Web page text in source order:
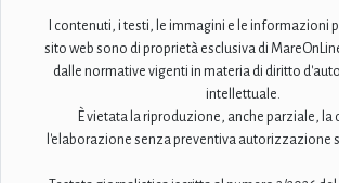
I contenuti, i testi, le immagini e le informazioni
sito web sono di proprietà esclusiva di
dalle normative vigenti in materia di diritto
intellettuale.
È vietata la riproduzione, anche parziale, la
l'elaborazione senza preventiva autorizzazione